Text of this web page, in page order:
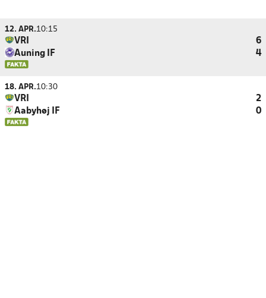
12. APR.10:15
VRI
6
Auning IF
4
18. APR.10:30
VRI
2
Aabyhøj IF
0